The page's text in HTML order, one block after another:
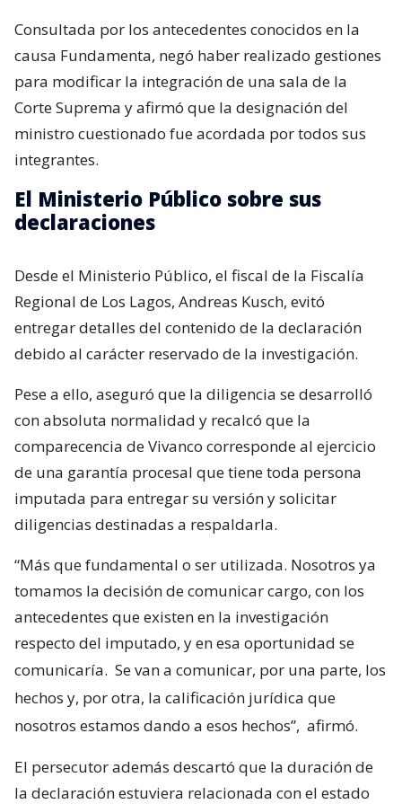
Consultada por los antecedentes conocidos en la
causa Fundamenta, negó haber realizado gestiones
para modificar la integración de una sala de la
Corte Suprema y afirmó que la designación del
ministro cuestionado fue acordada por todos sus
integrantes.
El Ministerio Público sobre sus
declaraciones
Desde el Ministerio Público, el fiscal de la Fiscalía
Regional de Los Lagos, Andreas Kusch, evitó
entregar detalles del contenido de la declaración
debido al carácter reservado de la investigación.
Pese a ello, aseguró que la diligencia se desarrolló
con absoluta normalidad y recalcó que la
comparecencia de Vivanco corresponde al ejercicio
de una garantía procesal que tiene toda persona
imputada para entregar su versión y solicitar
diligencias destinadas a respaldarla.
“Más que fundamental o ser utilizada. Nosotros ya
tomamos la decisión de comunicar cargo, con los
antecedentes que existen en la investigación
respecto del imputado, y en esa oportunidad se
comunicaría. Se van a comunicar, por una parte, los
hechos y, por otra, la calificación jurídica que
nosotros estamos dando a esos hechos”, afirmó.
El persecutor además descartó que la duración de
la declaración estuviera relacionada con el estado